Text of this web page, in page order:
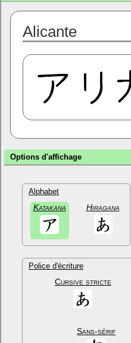
Alicante
Options d'affichage
Alphabet
Katakana Hiragana
Police d'écriture
Cursive stricte
Sans-sérif